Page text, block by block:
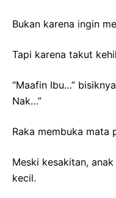
Bukan karena ingin
Tapi karena takut
“Maafin Ibu…”
Nak…”
Raka membuka mata
Meski kesakitan,
kecil.